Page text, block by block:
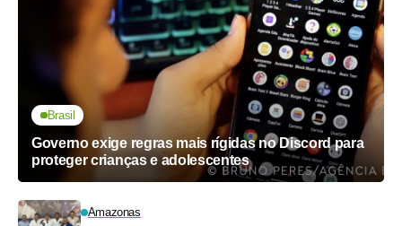
Brasil
Governo exige regras mais rígidas no Discord para
proteger crianças e adolescentes
Amazonas